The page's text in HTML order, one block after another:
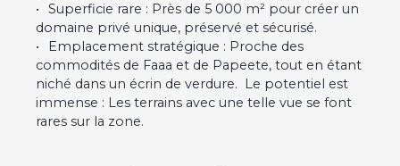
Superficie rare : Près de 5 000 m² pour créer un
domaine privé unique, préservé et sécurisé.
Emplacement stratégique : Proche des
commodités de Faaa et de Papeete, tout en étant
niché dans un écrin de verdure. Le potentiel est
immense : Les terrains avec une telle vue se font
rares sur la zone.